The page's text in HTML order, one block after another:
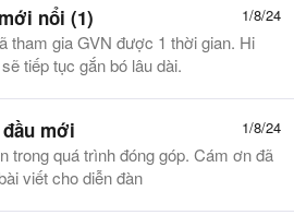
1/8/24
nổi (1)
tham gia GVN được 1 thời gian. Hi
tiếp tục gắn bó lâu dài.
1/8/24
mới
trong quá trình đóng góp. Cám ơn đã
viết cho diễn đàn